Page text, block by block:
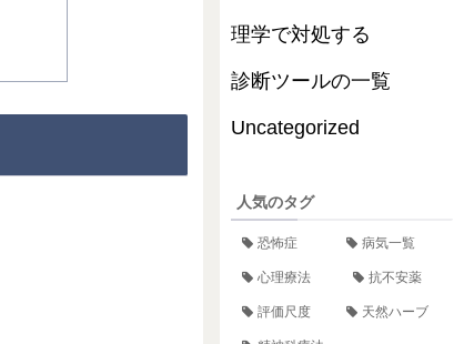
理学で対処する
診断ツールの一覧
Uncategorized
人気のタグ
恐怖症 病気一覧
心理療法 抗不安薬
評価尺度 天然ハーブ